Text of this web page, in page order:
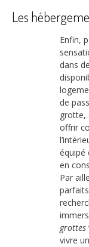
Les
Enfin,
dans
de
grotte,
offrir
équipé
en
Par
grottes
vivre